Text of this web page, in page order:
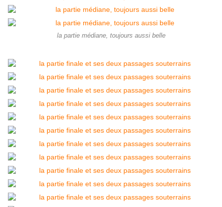
la partie médiane, toujours aussi belle